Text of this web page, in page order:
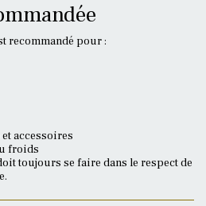
recommandé pour :
accessoires
froids
toujours se faire dans le respect de